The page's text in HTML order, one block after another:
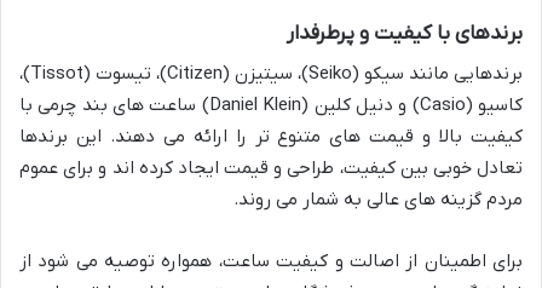
برندهای با کیفیت و پرطرفدار
برندهایی مانند سیکو (Seiko)، سیتیزن (Citizen)، تیسوت (Tissot)،
کاسیو (Casio) و دنیل کلین (Daniel Klein) ساعت های بند چرمی با
کیفیت بالا و قیمت های متنوع تر را ارائه می دهند. این برندها
تعادل خوبی بین کیفیت، طراحی و قیمت ایجاد کرده اند و برای عموم
مردم گزینه های عالی به شمار می روند.
برای اطمینان از اصالت و کیفیت ساعت، همواره توصیه می شود از